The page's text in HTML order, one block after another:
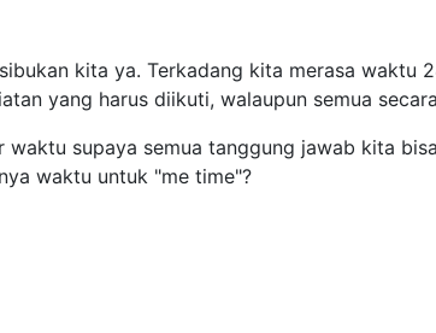
kita ya. Terkadang kita merasa waktu
yang harus diikuti, walaupun semua
waktu supaya semua tanggung jawab kita bisa
waktu untuk "me time"?